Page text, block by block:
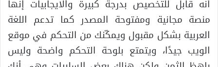
أنه قابل للتخصيص بدرجة كبيرة والايجابيات إنها
منصة مجانية ومفتوحة المصدر كما تدعم اللغة
العربية بشكل مقبول ويمكّنك من التحكم في موقع
الويب جيدًا، ويتمتع بلوحة التحكم واضحة وليس